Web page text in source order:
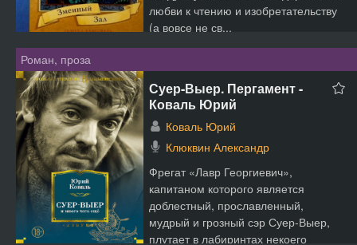
любви к чтению и изобретательству
(а вовсе не св...
Роман, проза
Суер-Выер. Пергамент -
Коваль Юрий
Коваль Юрий
Клюквин Александр
Фрегат «Лавр Георгиевич»,
капитаном которого является
доблестный, прославленный,
мудрый и грозный сэр Суер-Выер,
плутает в лабиринтах некоего